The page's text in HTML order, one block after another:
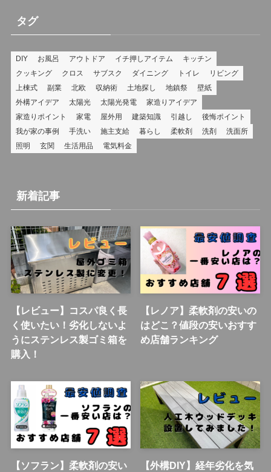
タグ
DIY お風呂 アウトドア イチ押しアイテム
キッチン
クッキング
クロス サブスク ダイニング トイレ
リビング
上棟式
副業 北欧 収納術 土地探し 地鎮祭
壁紙
外構アイデア
太陽光 太陽光発電
家造りアイデア
家造りポイント
家電 屋外用 建築知識 引越し
後悔ポイント
我が家の事例
手洗い 施主支給 暮らし 柔軟剤 洗剤
洗面所
照明
玄関 生活用品 電気料金
新着記事
【レビュー】コスパ良く長
く使いたい！劣化しないよ
うにステンレス製ゴミ箱を
購入！
【レノア】柔軟剤の安いの
はどこ？値段の安いおすす
め店舗ランキング
【ソフラン】柔軟剤の安い 【外構DIY】経年劣化を気